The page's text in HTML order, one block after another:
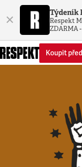
× Týdeník
Respekt
ZDARMA
Koupit